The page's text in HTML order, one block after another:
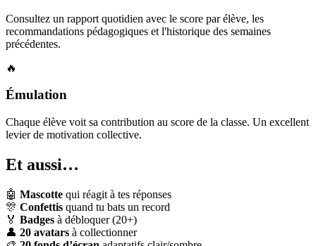
Consultez un rapport quotidien avec le score par élève, les
recommandations pédagogiques et l'historique des semaines
précédentes.
🔥
Émulation
Chaque élève voit sa contribution au score de la classe. Un excellent
levier de motivation collective.
Et aussi…
🤖 Mascotte qui réagit à tes réponses
🎊 Confettis quand tu bats un record
🏅 Badges à débloquer (20+)
👤 20 avatars à collectionner